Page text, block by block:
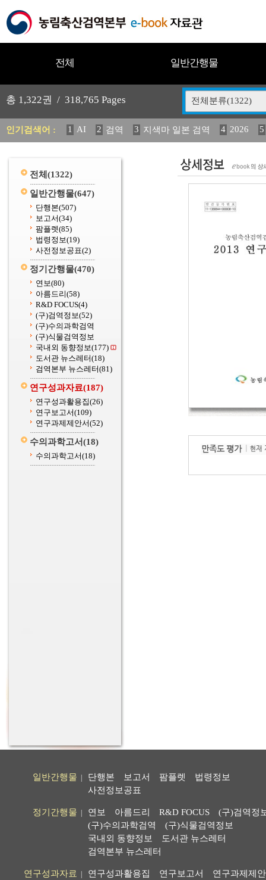
전체 일반간행물
총 1,322권 / 318,765 Pages 전체분류(1322)
인기검색어 : 1 AI 2 검역 3 지색마 일본 검역 4 2026
5
11 2025 12 중독성 식물 도감 13 (2013년도)
전체 (1322)
일반간행물(647)
단행본(507)
보고서(34)
팜플렛(85)
법령정보(19)
사전정보공표(2)
정기간행물(470)
연보(80)
아름드리(58)
R&D FOCUS(4)
(구)검역정보(52)
(구)수의과학검역
(구)식물검역정보
국내외 동향정보(177)
도서관 뉴스레터(18)
검역본부 뉴스레터(81)
연구성과자료(187)
연구성과활용집(26)
연구보고서(109)
연구과제제안서(52)
수의과학고서(18)
수의과학고서(18)
일반간행물 단행본 보고서 팜플렛
법령정보
사전정보공표
정기간행물 연보 아름드리 R&D FOCUS
(구)검역정
(구)수의과학검역
(구)식물검역정보
국내외 동향정보
도서관 뉴스레터
검역본부 뉴스레터
연구성과자료 연구성과활용집 연구보고서 연구과제제